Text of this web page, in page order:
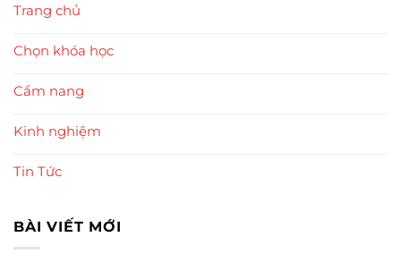
Trang chủ
Chọn khóa học
Cẩm nang
Kinh nghiệm
Tin Tức
BÀI VIẾT MỚI